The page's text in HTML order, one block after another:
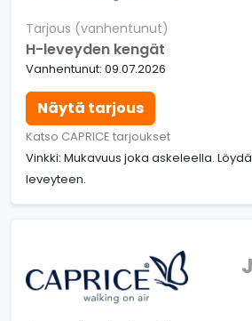
Tarjous (vanhentunut)
H-leveyden kengät
Vanhentunut: 09.07.2026
Näytä tarjous
Katso CAPRICE tarjoukset
Vinkki: Mukavuus joka askeleella.
leveyteen.